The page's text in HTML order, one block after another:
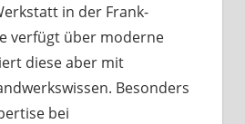
in der Frank-
verfügt über moderne
diese aber mit
Besonders
bei